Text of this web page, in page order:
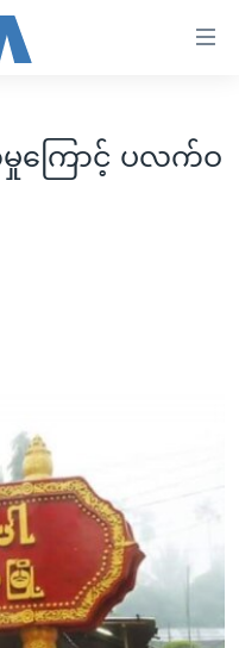
ြောင့် ပလက်ဝ